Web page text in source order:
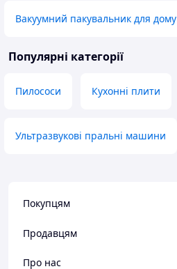
Вакуумний пакувальник для дому
Популярні категорії
Пилососи Кухонні плити
Ультразвукові пральні машини
Покупцям
Продавцям
Про нас